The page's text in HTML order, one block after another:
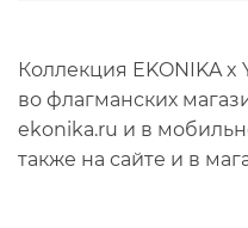
Коллекция EKONIKA x
во флагманских
ekonika.ru и в
также на сайте и в